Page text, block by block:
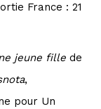
France : 21
jeune fille de
,
pour Un